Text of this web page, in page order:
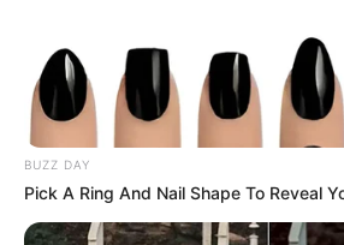
W serwisie HBO GOpojawią się nowe
Prawi Gemstonowie
Wychowane przez wilki”, a także
produkcje „Superman i Lois” oraz „
BUZZ DAY
Pick A Ring And Nail Shape To Reveal